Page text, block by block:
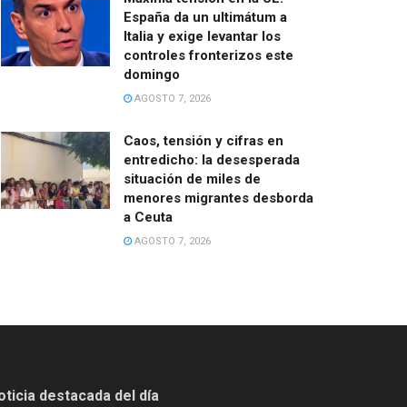
España da un ultimátum a
Italia y exige levantar los
controles fronterizos este
domingo
AGOSTO 7, 2026
Caos, tensión y cifras en
entredicho: la desesperada
situación de miles de
menores migrantes desborda
a Ceuta
AGOSTO 7, 2026
destacada del día